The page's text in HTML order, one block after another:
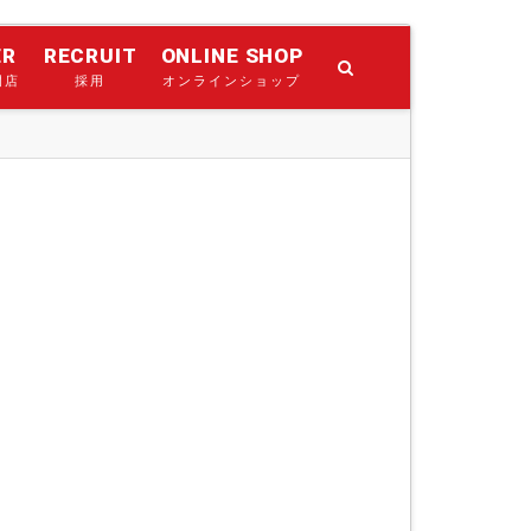
店
RECRUIT
採用
ONLINE SHOP
オンラインショップ